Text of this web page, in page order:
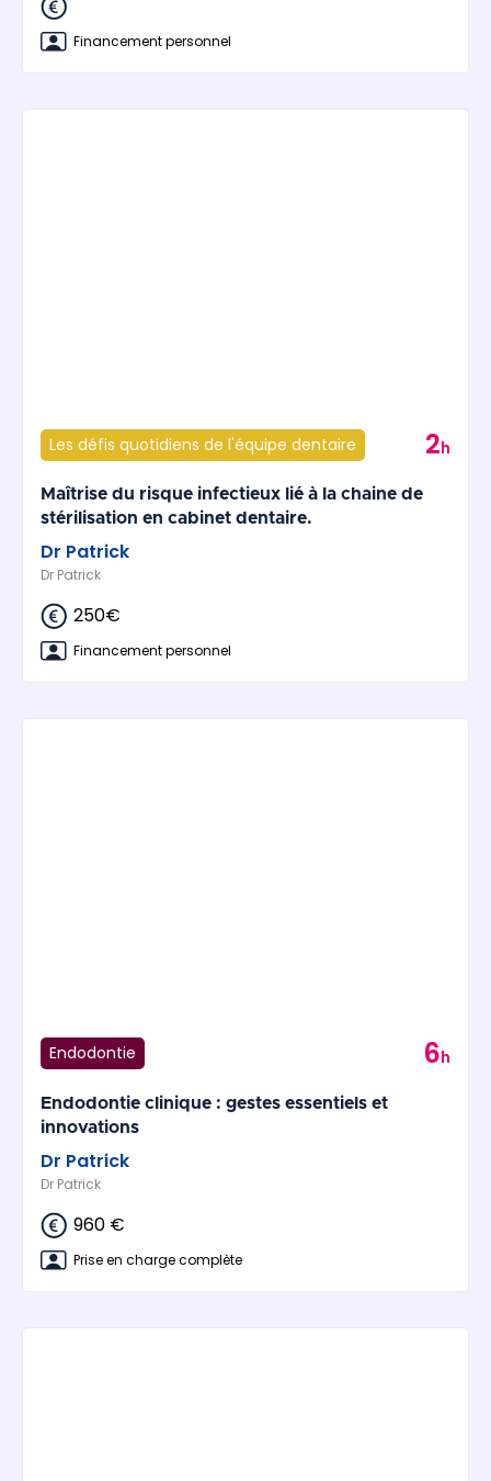
Financement personnel
Les défis quotidiens de l'équipe dentaire 2h
Maîtrise du risque infectieux lié à la chaine de
stérilisation en cabinet dentaire.
Dr Patrick
Dr Patrick
250€
Financement personnel
Endodontie 6h
Endodontie clinique : gestes essentiels et
innovations
Dr Patrick
Dr Patrick
960 €
Prise en charge complète